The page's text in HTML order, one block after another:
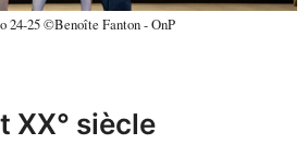
24-25 ©Benoîte Fanton - OnP
XX° siècle